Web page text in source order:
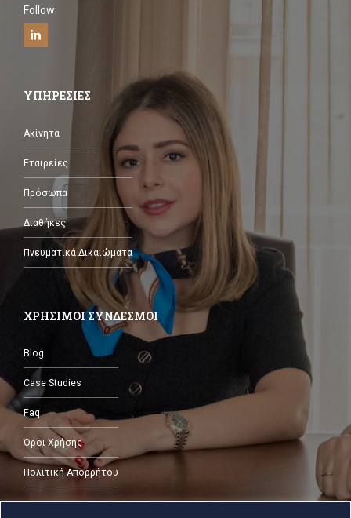
Follow:
ΥΠΗΡΕΣΙΕΣ
Ακίνητα
Εταιρείες
Πρόσωπα
Διαθήκες
Πνευματικά Δικαιώματα
ΧΡΗΣΙΜΟΙ ΣΥΝΔΕΣΜΟΙ
Blog
Case Studies
Faq
Όροι Χρήσης
Πολιτική Απορρήτου